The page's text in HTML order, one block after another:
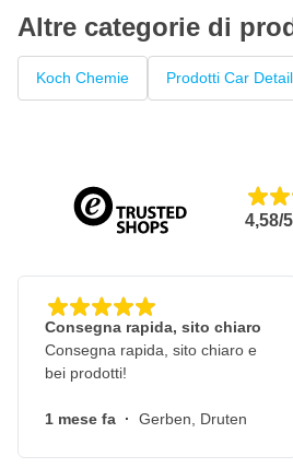
Altre categorie di
Koch Chemie Prodotti Car
4,58/5
Consegna rapida, sito chiaro
Consegna rapida, sito chiaro e
bei prodotti!
1 mese fa · Gerben, Druten